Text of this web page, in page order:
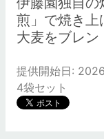
煎」で焼き上
大麦をブレン
提供開始日:
4袋セット